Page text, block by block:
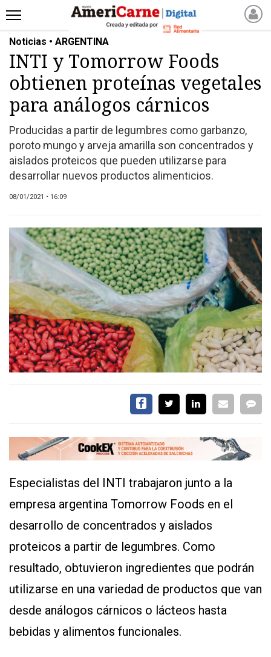
INICIO
NOTICIAS RECIENTES
NOTICIAS
ARTICULOS
PROCESO
PRODUCTO
NUEVOS PRODUCTOS
REVISTAS
CATÁLOGO DE CORTES
DE CARNE VACUNA
EVENTOS Y
CAPACITACIONES
DIRECTORIO
CALENDARIO
MEDIA KIT
TEMAS DESTACADOS
VACAS
INVESTIGACIÓN
AGRO
CONCURSO
PREMIO
SERVICIOS
Noticias • ARGENTINA
INTI y Tomorrow Foods
obtienen proteínas vegetales
para análogos cárnicos
Producidas a partir de legumbres como garbanzo,
poroto mungo y arveja amarilla son concentrados y
aislados proteicos que pueden utilizarse para
desarrollar nuevos productos alimenticios.
08/01/2021 • 16:09
Especialistas del INTI trabajaron junto a la
empresa argentina Tomorrow Foods en el
desarrollo de concentrados y aislados
proteicos a partir de legumbres. Como
resultado, obtuvieron ingredientes que podrán
utilizarse en una variedad de productos que van
desde análogos cárnicos o lácteos hasta
bebidas y alimentos funcionales.